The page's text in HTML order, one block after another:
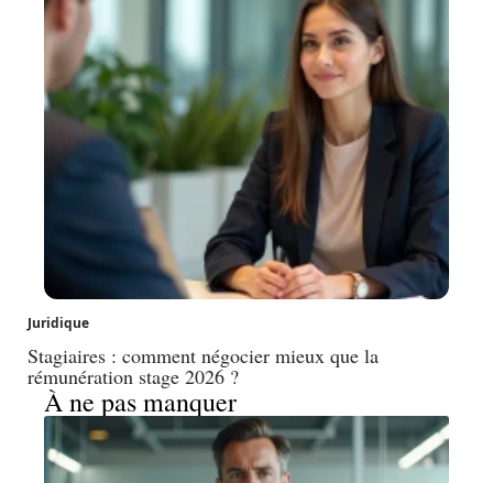
Juridique
Stagiaires : comment négocier mieux que la
rémunération stage 2026 ?
À ne pas manquer